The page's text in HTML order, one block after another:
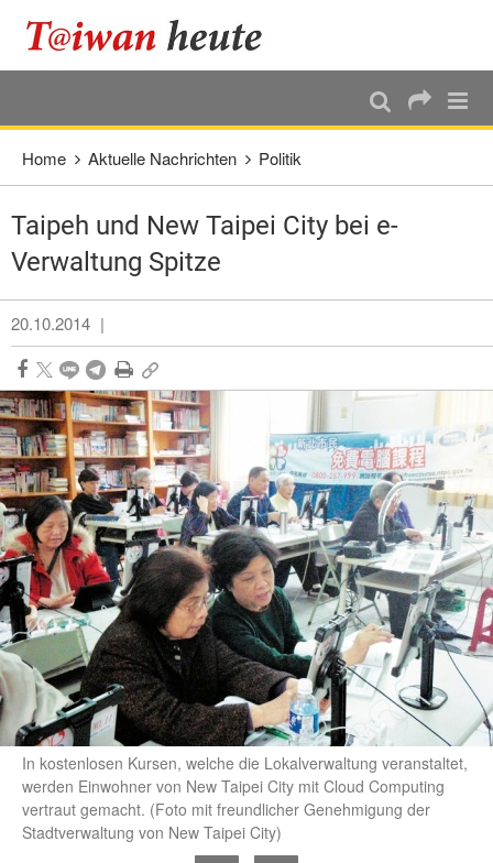
Direkt weiter zum Haupt-Inhalt
Home Aktuelle Nachrichten Politik
Taipeh und New Taipei City bei e-
Verwaltung Spitze
20.10.2014 |
In kostenlosen Kursen, welche die Lokalverwaltung veranstaltet,
werden Einwohner von New Taipei City mit Cloud Computing
vertraut gemacht. (Foto mit freundlicher Genehmigung der
Stadtverwaltung von New Taipei City)